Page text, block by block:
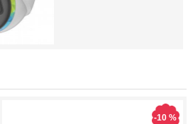
-10 %